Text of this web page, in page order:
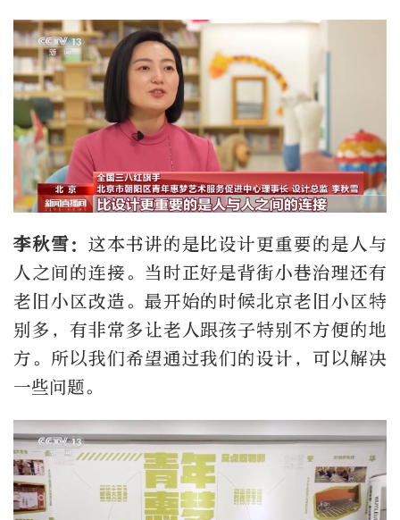
李秋雪： 这本书讲的是比设计更重要的是人与
人之间的连接。当时正好是背街小巷治理还有
老旧小区改造。最开始的时候北京老旧小区特
别多，有非常多让老人跟孩子特别不方便的地
方。所以我们希望通过我们的设计，可以解决
一些问题。